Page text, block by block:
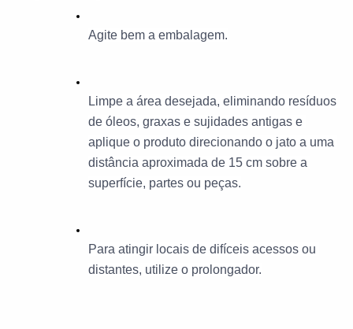
Agite bem a embalagem.
Limpe a área desejada, eliminando resíduos
de óleos, graxas e sujidades antigas e
aplique o produto direcionando o jato a uma
distância aproximada de 15 cm sobre a
superfície, partes ou peças.
Para atingir locais de difíceis acessos ou
distantes, utilize o prolongador.